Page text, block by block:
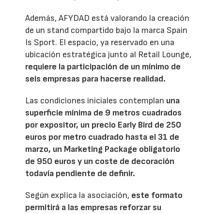
Además, AFYDAD está valorando la creación
de un stand compartido bajo la marca Spain
Is Sport. El espacio, ya reservado en una
ubicación estratégica junto al Retail Lounge,
requiere la participación de un mínimo de
seis empresas para hacerse realidad.
Las condiciones iniciales contemplan una
superficie mínima de 9 metros cuadrados
por expositor, un precio Early Bird de 250
euros por metro cuadrado hasta el 31 de
marzo, un Marketing Package obligatorio
de 950 euros y un coste de decoración
todavía pendiente de definir.
Según explica la asociación, este formato
permitirá a las empresas reforzar su